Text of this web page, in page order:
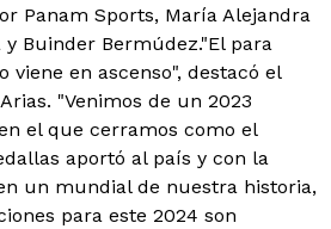
Panam Sports, María Alejandra
y Buinder Bermúdez."El para
viene en ascenso", destacó el
"Venimos de un 2023
el que cerramos como el
aportó al país y con la
un mundial de nuestra historia,
para este 2024 son